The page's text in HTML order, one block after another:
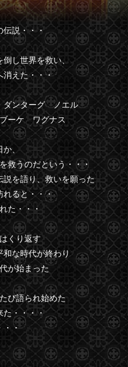
伝説・・・
倒し世界を救い、
消えた・・・
ンターグ ノエル
ーケ ワグナス
、
救うのだという・・・
を語り、救いを願った
れると・・・
た・・・
くり返す
な時代が終わり
が始まった
び語られ始めた
た・・・・
・・